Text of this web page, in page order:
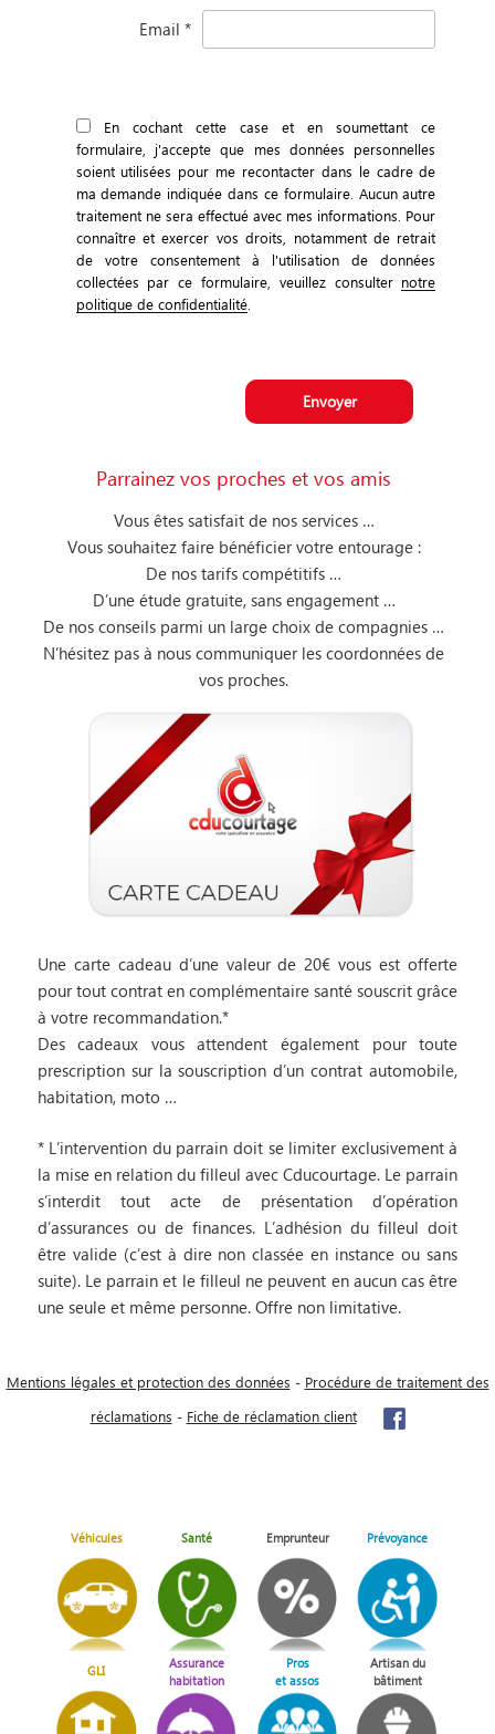
Email *
En cochant cette case et en soumettant ce
formulaire, j'accepte que mes données personnelles
soient utilisées pour me recontacter dans le cadre de
ma demande indiquée dans ce formulaire. Aucun autre
traitement ne sera effectué avec mes informations. Pour
connaître et exercer vos droits, notamment de retrait
de votre consentement à l'utilisation de données
collectées par ce formulaire, veuillez consulter notre
politique de confidentialité.
Parrainez vos proches et vos amis
Vous êtes satisfait de nos services …
Vous souhaitez faire bénéficier votre entourage :
De nos tarifs compétitifs …
D’une étude gratuite, sans engagement …
De nos conseils parmi un large choix de compagnies …
N’hésitez pas à nous communiquer les coordonnées de
vos proches.
Une carte cadeau d’une valeur de 20€ vous est offerte
pour tout contrat en complémentaire santé souscrit grâce
à votre recommandation.*
Des cadeaux vous attendent également pour toute
prescription sur la souscription d’un contrat automobile,
habitation, moto …
* L’intervention du parrain doit se limiter exclusivement à
la mise en relation du filleul avec Cducourtage. Le parrain
s’interdit tout acte de présentation d’opération
d’assurances ou de finances. L’adhésion du filleul doit
être valide (c’est à dire non classée en instance ou sans
suite). Le parrain et le filleul ne peuvent en aucun cas être
une seule et même personne. Offre non limitative.
Mentions légales et protection des données - Procédure de traitement des
réclamations - Fiche de réclamation client
Véhicules Santé Emprunteur Prévoyance
GLI
Assurance
habitation
Pros
et assos
Artisan du
bâtiment